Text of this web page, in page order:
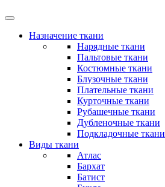
Назначение ткани
Нарядные ткани
Пальтовые ткани
Костюмные ткани
Блузочные ткани
Плательные ткани
Курточные ткани
Рубашечные ткани
Дубленочные ткани
Подкладочные ткани
Виды ткани
Атлас
Бархат
Батист